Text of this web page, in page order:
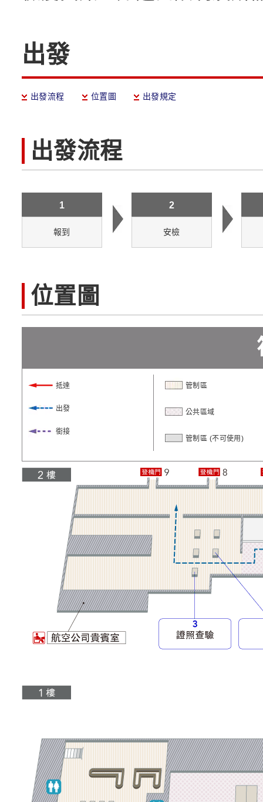
出發
出發流程 位置圖 出發規定
出發流程
1
報到
2
安檢
位置圖
抵達
出發
銜接
管制區
公共區域
管制區 (不可使用)